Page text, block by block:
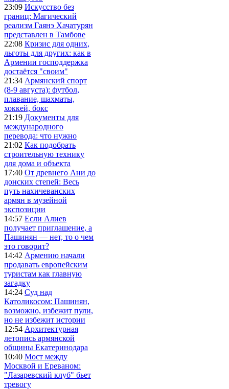
23:09 Искусство без
границ: Магический
реализм Гаянэ Хачатурян
представлен в Тамбове
22:08 Кризис для одних,
льготы для других: как в
Армении господдержка
достаётся "своим"
21:34 Армянский спорт
(8-9 августа): футбол,
плавание, шахматы,
хоккей, бокс
21:19 Документы для
международного
перевода: что нужно
21:02 Как подобрать
строительную технику
для дома и объекта
17:40 От древнего Ани до
донских степей: Весь
путь нахичеванских
армян в музейной
экспозиции
14:57 Если Алиев
получает приглашение, а
Пашинян — нет, то о чем
это говорит?
14:42 Армению начали
продавать европейским
туристам как главную
загадку
14:24 Суд над
Католикосом: Пашинян,
возможно, избежит пули,
но не избежит истории
12:54 Архитектурная
летопись армянской
общины Екатеринодара
10:40 Мост между
Москвой и Ереваном:
"Лазаревский клуб" бьет
тревогу